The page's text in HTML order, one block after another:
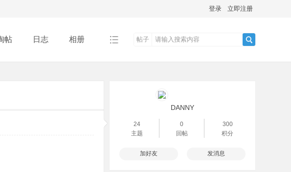
登录 立即注册
帖 日志 相册 帖子
DANNY
24
主题
0
回帖
300
积分
加好友 发消息